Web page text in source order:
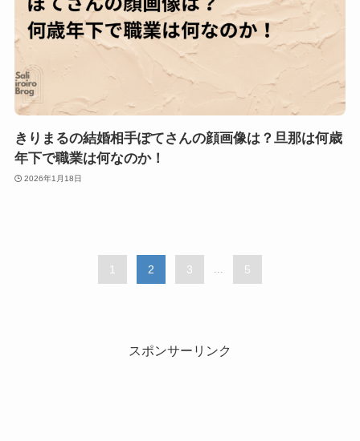
きりまるの結婚相手ぽてさんの顔画像は？旦那は何歳
年下で職業は何なのか！
2026年1月18日
1 2 3 ... 5
スポンサーリンク